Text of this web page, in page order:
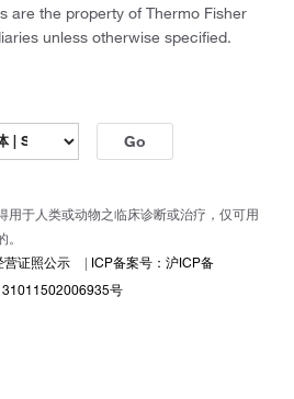
are the property of Thermo Fisher
unless otherwise specified.
Go
用于人类或动物之临床诊断或治疗，仅可用
营证照公示 | ICP备案号：沪ICP备
31011502006935号